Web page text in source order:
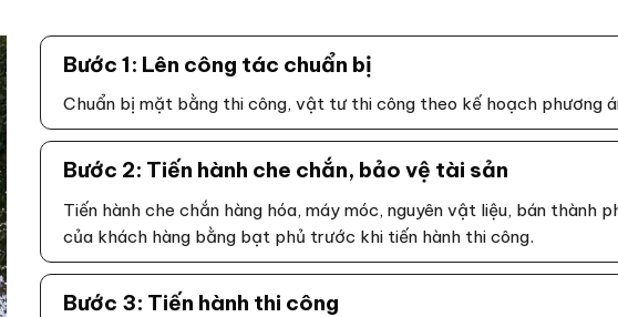
Bước 1: Lên công tác chuẩn bị
Chuẩn bị mặt bằng thi công, vật tư thi công theo kế hoạch phương
Bước 2: Tiến hành che chắn, bảo vệ tài sản
Tiến hành che chắn hàng hóa, máy móc, nguyên vật liệu, bán thành
của khách hàng bằng bạt phủ trước khi tiến hành thi công.
Bước 3: Tiến hành thi công